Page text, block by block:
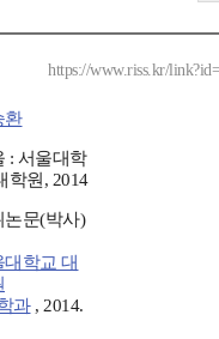
https://www.riss.kr/
환
: 서울대학
학원, 2014
논문(박사)
대학교 대
과, 2014.